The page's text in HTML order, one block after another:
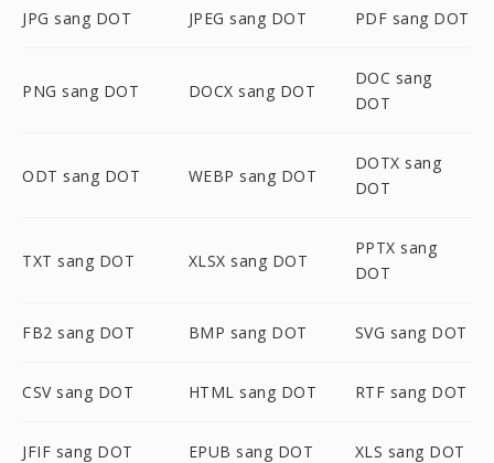
JPG sang DOT JPEG sang DOT PDF sang DOT
PNG sang DOT DOCX sang DOT
DOC sang
DOT
ODT sang DOT WEBP sang DOT
DOTX sang
DOT
TXT sang DOT XLSX sang DOT
PPTX sang
DOT
FB2 sang DOT BMP sang DOT SVG sang DOT
CSV sang DOT HTML sang DOT RTF sang DOT
JFIF sang DOT EPUB sang DOT XLS sang DOT